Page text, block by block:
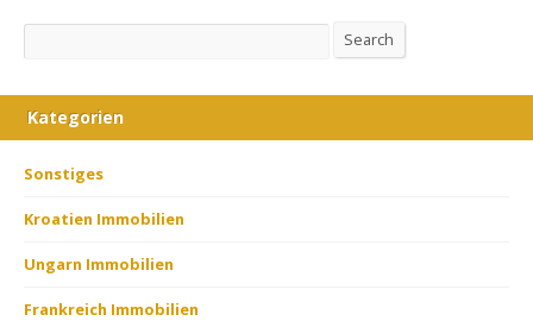
Search
Kategorien
Sonstiges
Kroatien Immobilien
Ungarn Immobilien
Frankreich Immobilien